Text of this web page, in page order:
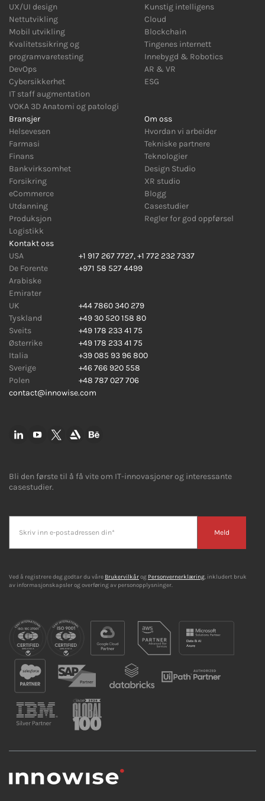
UX/UI design
Nettutvikling
Mobil utvikling
Kvalitetssikring og
programvaretesting
DevOps
Cybersikkerhet
IT staff augmentation
VOKA 3D Anatomi og patologi
Kunstig intelligens
Cloud
Blockchain
Tingenes internett
Innebygd & Robotics
AR & VR
ESG
Bransjer
Helsevesen
Farmasi
Finans
Bankvirksomhet
Forsikring
eCommerce
Utdanning
Produksjon
Logistikk
Om oss
Hvordan vi arbeider
Tekniske partnere
Teknologier
Design Studio
XR studio
Blogg
Casestudier
Regler for god oppførsel
Kontakt oss
USA
+1 917 267 7727,+1 772 232 7337
De Forente
Arabiske
Emirater
+971 58 527 4499
UK
+44 7860 340 279
Tyskland
+49 30 520 158 80
Sveits
+49 178 233 41 75
Østerrike
+49 178 233 41 75
Italia
+39 085 93 96 800
Sverige
+46 766 920 558
Polen
+48 787 027 706
contact@innowise.com
Bli den første til å få vite om IT-innovasjoner og interessante
casestudier.
Meld
Ved å registrere deg godtar du våre Brukervilkårog Personvernerklæring, inkludert bruk
av informasjonskapsler og overføring av personopplysninger.